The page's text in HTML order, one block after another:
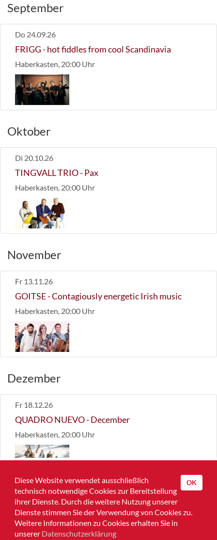
September
Do 24.09.26
FRIGG- hot fiddles from cool Scandinavia
Haberkasten, 20:00 Uhr
Oktober
Di 20.10.26
TINGVALL TRIO- Pax
Haberkasten, 20:00 Uhr
November
Fr 13.11.26
GOITSE- Contagiously energetic Irish music
Haberkasten, 20:00 Uhr
Dezember
Fr 18.12.26
QUADRO NUEVO- December
Haberkasten, 20:00 Uhr
Home
Impressum
Datenschutz
OK
Diese Website verwendet ausschließlich
technisch notwendige Cookies zur Bereitstellung
ihrer Dienste. Durch die weitere Nutzung unserer
Dienste stimmen Sie der Verwendung von Cookies zu.
Weitere Informationen zu Cookies erhalten Sie in
unserer Datenschutzerklärung